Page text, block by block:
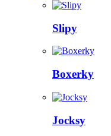
Slipy
Boxerky
Jocksy